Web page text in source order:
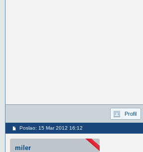
Profil
Poslao: 15 Mar 2012 16:12
miler